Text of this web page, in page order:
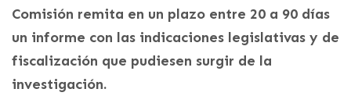
Comisión remita en un plazo entre 20 a 90 días
un informe con las indicaciones legislativas y de
fiscalización que pudiesen surgir de la
investigación.